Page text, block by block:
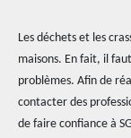
Les déchets et les
maisons. En fait, il
problèmes. Afin de
contacter des
de faire confiance à